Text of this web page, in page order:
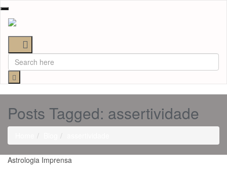
Toggle
navigation
Posts Tagged: assertividade
Astrologia Imprensa